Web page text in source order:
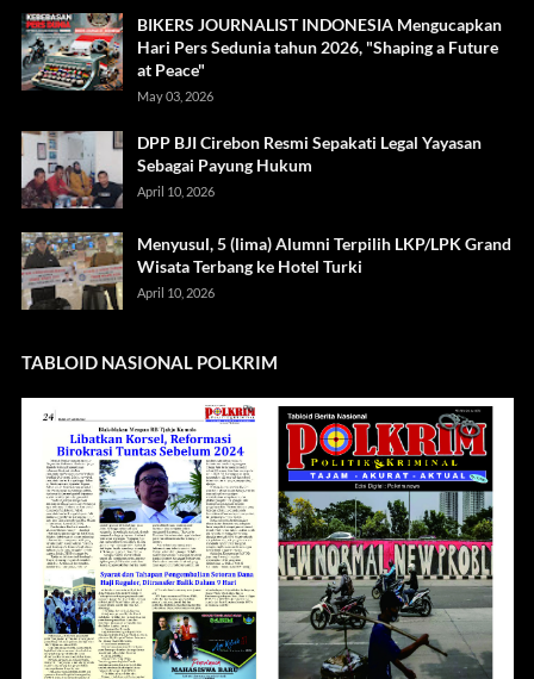
BIKERS JOURNALIST INDONESIA Mengucapkan
Hari Pers Sedunia tahun 2026, "Shaping a Future
at Peace"
May 03, 2026
DPP BJI Cirebon Resmi Sepakati Legal Yayasan
Sebagai Payung Hukum
April 10, 2026
Menyusul, 5 (lima) Alumni Terpilih LKP/LPK Grand
Wisata Terbang ke Hotel Turki
April 10, 2026
TABLOID NASIONAL POLKRIM